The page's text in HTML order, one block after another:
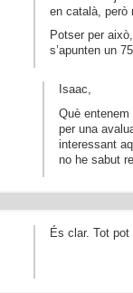
en català, però
Potser per
s’apunten un
Isaac,
Què
per una
interessant
no he sabut
És clar. Tot